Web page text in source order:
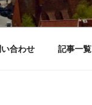
合わせ 記事一覧